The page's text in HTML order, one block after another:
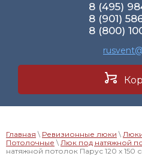
8 (495)
8 (901)
8 (800)
Главная \ Ревизионные люки \
Потолочные \ Люк под натяжной
натяжной потолок Парус 120 x 150